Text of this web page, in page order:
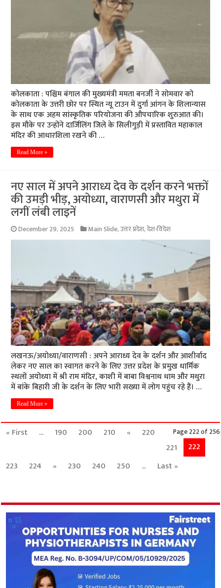
कोलकाता : पश्चिम बंगाल की मुख्यमंत्री ममता बनर्जी ने सोमवार को
कोलकाता के उत्तरी छोर पर स्थित न्यू टाउन में दुर्गा आंगन के शिलान्यास
के साथ एक अहम सांस्कृतिक परियोजना की औपचारिक शुरुआत की।
इस मौके पर उन्होंने दार्जिलिंग जिले के सिलीगुड़ी में प्रस्तावित महाकाल
मंदिर की आधारशिला रखने की …
Read More »
नए साल में अपने आराध्य देव के दर्शन करने भक्तों
की उमड़ी भीड़, अयोध्या, वाराणसी और मथुरा में
लगीं लंबी लाइनें
December 29, 2025 Main Slide,उत्तर प्रदेश,देश-विदेश
लखनऊ/अयोध्या/वाराणसी : अपने आराध्य देव के दर्शन और आशीर्वाद
लेकर नए साल का स्वागत करने के लिए उत्तर प्रदेश के प्रमुख धार्मिक
स्थलों अयोध्या में श्री राम मंदिर, काशी में बाबा विश्वनाथ धाम और मथुरा
में बांके बिहारी जी के दर्शन के लिए भारी सख्या में लोग पहुंच रहे हैं। …
Read More »
Page 222 of 256
« First ... 190 200 210 «
220
221
222
223
224 » 230 240 250 ... Last »